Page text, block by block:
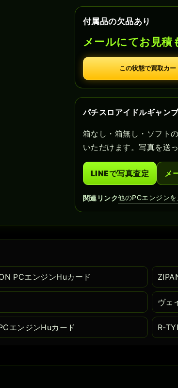
付属品の欠品あり
メールにてお見積
この状態で買取カー
パチスロアイドルギャン
箱なし・箱無し・ソフト
いただけます。写真を送
LINEで写真査定 メ
関連リンク他のPCエンジンを
PCエンジンHuカード
ヴェ
エンジンHuカード R-